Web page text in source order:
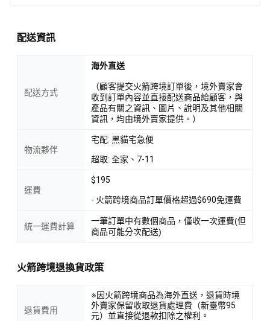
配送資訊
配送方式
海外直送
（顧客提交火箭跨境訂單後，境外賣家會
收到訂單內容並直接配送商品給顧客，與
產品有關之資訊、圖片、說明及其他相關
資訊，均由境外賣家提供。）
物流夥伴
宅配: 黑貓宅急便
超取: 全家、7-11
運費
$195
- 火箭跨境商品訂單價格超過$690免運費
統一運費計算
一筆訂單中有數個商品，僅收一次運費(但
商品可能分次配送)
火箭跨境退換貨政策
退貨費用
※因火箭跨境商品為海外直送，退貨時境
外賣家保留收取退貨處理費（新臺幣95
元）並直接從退款扣除之權利。